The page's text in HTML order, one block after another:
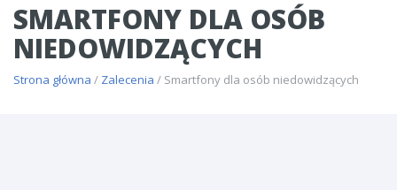
SMARTFONY DLA OSÓB
NIEDOWIDZĄCYCH
Strona główna / Zalecenia / Smartfony dla osób niedowidzących